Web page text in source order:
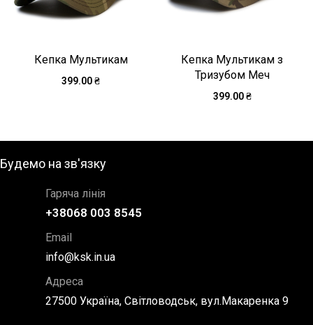
Кепка Мультикам
399.00₴
Кепка Мультикам з
Тризубом Меч
399.00₴
Будемо на зв'язку
Гаряча лінія
+38068 003 8545
Email
info@ksk.in.ua
Адреса
27500 Україна, Світловодськ, вул.Макаренка 9